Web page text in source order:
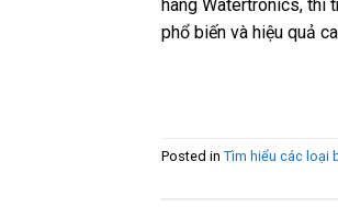
hãng Watertronics, thì
phổ biến và hiệu quả
Posted in Tìm hiểu các loại